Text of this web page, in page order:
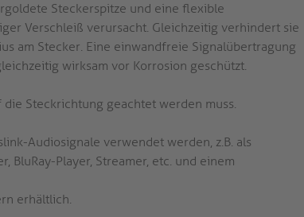
Steckerspitze und eine flexible
Verschleiß verursacht. Gleichzeitig verhindert sie
am Stecker. Eine einwandfreie Signalübertragung
wirksam vor Korrosion geschützt.
Steckrichtung geachtet werden muss.
Audiosignale verwendet werden, z.B. als
BluRay-Player, Streamer, etc. und einem
erhältlich.